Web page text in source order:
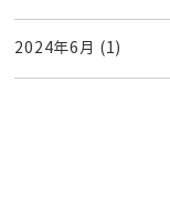
2024年6月 (1)